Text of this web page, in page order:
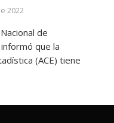
2022
de
que la
(ACE) tiene